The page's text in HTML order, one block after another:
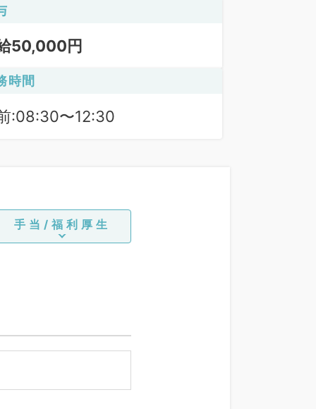
50,000円
時間
:08:30〜12:30
手当/福利厚生